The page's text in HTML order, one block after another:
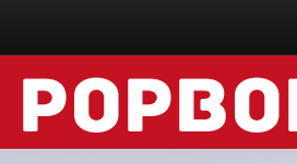
Vesti
Događaji